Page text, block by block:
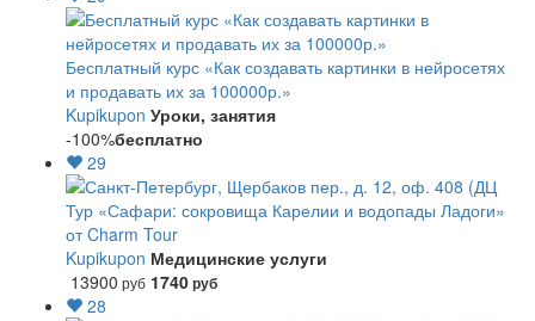
Бесплатный курс «Как создавать картинки в нейросетях
и продавать их за 100000р.»
Kupikupon Уроки, занятия
-100%бесплатно
29
Тур «Сафари: сокровища Карелии и водопады Ладоги»
от Charm Tour
Kupikupon Медицинские услуги
13900 руб 1740руб
28